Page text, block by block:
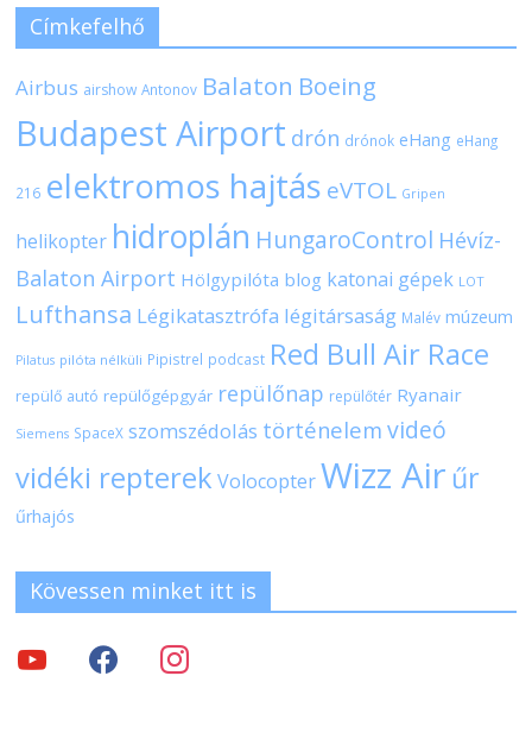
Címkefelhő
Airbus airshow Antonov Balaton Boeing
Budapest Airport drón drónok eHang eHang
216 elektromos hajtás eVTOL Gripen
helikopter hidroplán HungaroControl Hévíz-
Balaton Airport Hölgypilóta blog katonai gépek LOT
Lufthansa Légikatasztrófa légitársaság Malév múzeum
Pilatus pilóta nélküli Pipistrel podcast Red Bull Air Race
repülő autó repülőgépgyár repülőnap repülőtér Ryanair
Siemens SpaceX szomszédolás történelem videó
vidéki repterek Volocopter Wizz Air űr
űrhajós
Kövessen minket itt is